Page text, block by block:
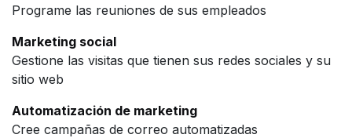
Programe las reuniones de sus empleados
Marketing social
Gestione las visitas que tienen sus redes sociales y su
sitio web
Automatización de marketing
Cree campañas de correo automatizadas